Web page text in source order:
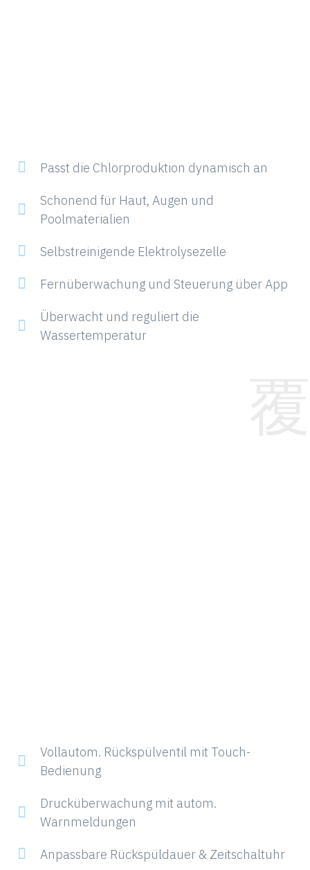
Passt die Chlorproduktion dynamisch an
Schonend für Haut, Augen und
Poolmaterialien
Selbstreinigende Elektrolysezelle
Fernüberwachung und Steuerung über App
Überwacht und reguliert die
Wassertemperatur
Vollautom. Rückspülventil mit Touch-
Bedienung
Drucküberwachung mit autom.
Warnmeldungen
Anpassbare Rückspüldauer & Zeitschaltuhr